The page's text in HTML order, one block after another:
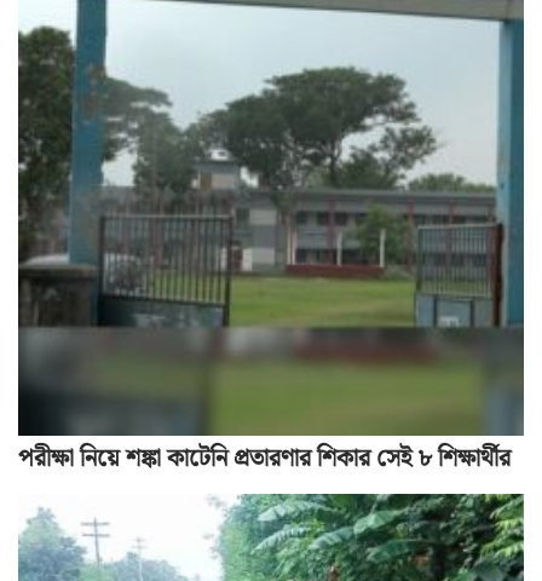
পরীক্ষা নিয়ে শঙ্কা কাটেনি প্রতারণার শিকার সেই ৮ শিক্ষার্থীর